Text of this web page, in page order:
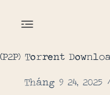
(P2P) To𝚛rent
Tháng 9 24, 2025